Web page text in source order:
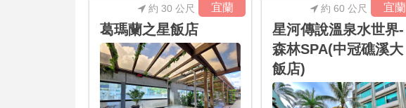
宜蘭
約 30 公尺
葛瑪蘭之星飯店
宜蘭
約 60 公尺
星河傳說溫泉水世界-
森林SPA(中冠礁溪大
飯店)